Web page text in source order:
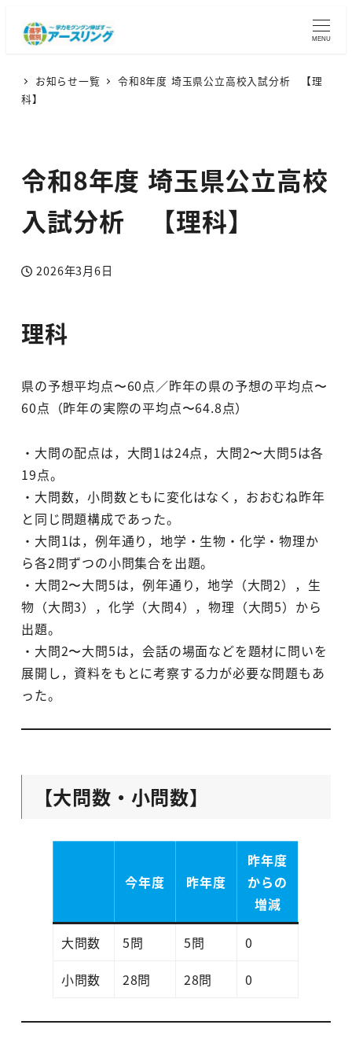
MENU
お知らせ一覧
令和8年度 埼玉県公立高校入試分析 【理
科】
令和8年度 埼玉県公立高校
入試分析 【理科】
投稿日
2026年3月6日
理科
県の予想平均点〜60点／昨年の県の予想の平均点〜
60点（昨年の実際の平均点〜64.8点）
・大問の配点は，大問1は24点，大問2〜大問5は各
19点。
・大問数，小問数ともに変化はなく，おおむね昨年
と同じ問題構成であった。
・大問1は，例年通り，地学・生物・化学・物理か
ら各2問ずつの小問集合を出題。
・大問2〜大問5は，例年通り，地学（大問2），生
物（大問3），化学（大問4），物理（大問5）から
出題。
・大問2〜大問5は，会話の場面などを題材に問いを
展開し，資料をもとに考察する力が必要な問題もあ
った。
【大問数・小問数】
今年度 昨年度
昨年度
からの
増減
大問数 5問 5問
0
小問数
28問 28問 0